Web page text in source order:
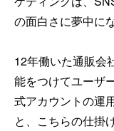
の面白さに夢中に
12年働いた通販会
能をつけてユーザ
式アカウントの運
と、こちらの仕掛